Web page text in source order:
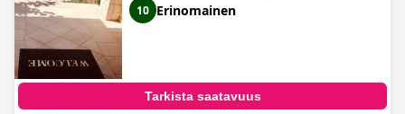
10 Erinomainen
Tarkista saatavuus